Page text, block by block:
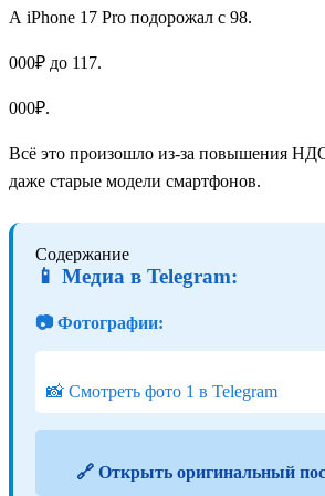
А iPhone 17 Pro подорожал с 98.
000₽ до 117.
000₽.
Всё это произошло из-за повышения
даже старые модели смартфонов.
Содержание
📱 Медиа в Telegram:
📷 Фотографии:
📸 Смотреть фото 1 в Telegram
🔗 Открыть оригинальный